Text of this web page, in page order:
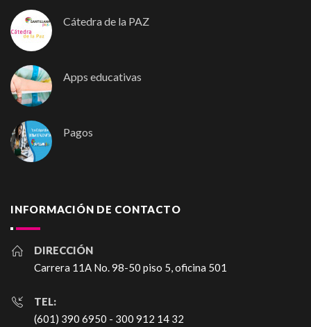
Cátedra de la PAZ
Apps educativas
Pagos
INFORMACIÓN DE CONTACTO
DIRECCIÓN
Carrera 11A No. 98-50 piso 5, oficina 501
TEL:
(601) 390 6950 - 300 912 14 32